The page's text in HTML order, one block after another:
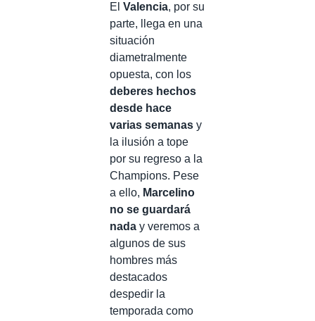
El Valencia, por su
parte, llega en una
situación
diametralmente
opuesta, con los
deberes hechos
desde hace
varias semanas y
la ilusión a tope
por su regreso a la
Champions. Pese
a ello, Marcelino
no se guardará
nada y veremos a
algunos de sus
hombres más
destacados
despedir la
temporada como